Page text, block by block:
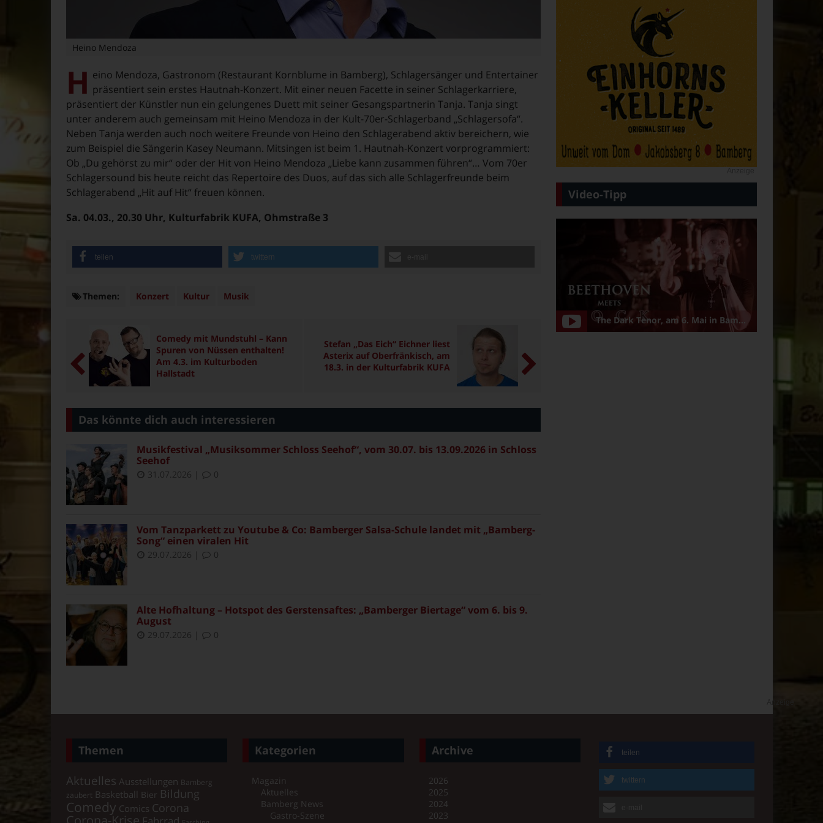
Heino Mendoza
H eino Mendoza, Gastronom (Restaurant Kornblume in Bamberg), Schlagersänger und Entertainer
präsentiert sein erstes Hautnah-Konzert. Mit einer neuen Facette in seiner Schlagerkarriere,
präsentiert der Künstler nun ein gelungenes Duett mit seiner Gesangspartnerin Tanja. Tanja singt
unter anderem auch gemeinsam mit Heino Mendoza in der Kult-70er-Schlagerband „Schlagersofa“.
Neben Tanja werden auch noch weitere Freunde von Heino den Schlagerabend aktiv bereichern, wie
zum Beispiel die Sängerin Kasey Neumann. Mitsingen ist beim 1. Hautnah-Konzert vorprogrammiert:
Ob „Du gehörst zu mir“ oder der Hit von Heino Mendoza „Liebe kann zusammen führen“… Vom 70er
Schlagersound bis heute reicht das Repertoire des Duos, auf das sich alle Schlagerfreunde beim
Schlagerabend „Hit auf Hit“ freuen können.
Sa. 04.03., 20.30 Uhr, Kulturfabrik KUFA, Ohmstraße 3
teilen twittern
Themen: Themen
Konzert Kultur Musik
Comedy mit Mundstuhl – Kann
Spuren von Nüssen enthalten!
Am 4.3. im Kulturboden
Hallstadt
Stefan „Das Eich“ Eichner liest
Asterix auf Oberfränkisch, am
18.3. in der Kulturfabrik KUFA
Das könnte dich auch interessieren
Musikfestival „Musiksommer Schloss Seehof“, vom 30.07. bis 13.09.2026 in Schloss
Seehof
31.07.2026 0
Vom Tanzparkett zu Youtube & Co: Bamberger Salsa-Schule landet mit „Bamberg-
Song“ einen viralen Hit
29.07.2026 0
Alte Hofhaltung – Hotspot des Gerstensaftes: „Bamberger Biertage“ vom 6. bis 9.
August
29.07.2026 0
Video-Tipp
The Dark Tenor, am 6. Mai in Bamberg
Themen
Aktuelles Ausstellungen Bamberg
zaubert Basketball Bier Bildung
Comedy Comics Corona
Kategorien
Magazin
Aktuelles
Bamberg News
Gastro-Szene
Archive
2026
2025
2024
2023
teilen
twittern